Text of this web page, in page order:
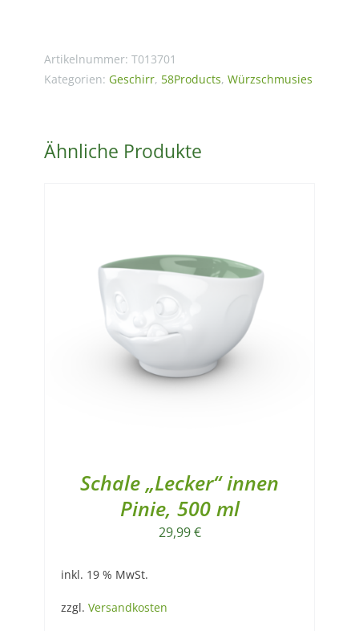
Pfefferstreuer
Menge
Artikelnummer: T013701
Kategorien: Geschirr, 58Products, Würzschmusies
Ähnliche Produkte
Schale „Lecker“ innen
Pinie, 500 ml
29,99€
inkl. 19 % MwSt.
zzgl. Versandkosten